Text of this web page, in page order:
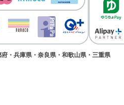
・兵庫県・奈良県・和歌山県・三重県